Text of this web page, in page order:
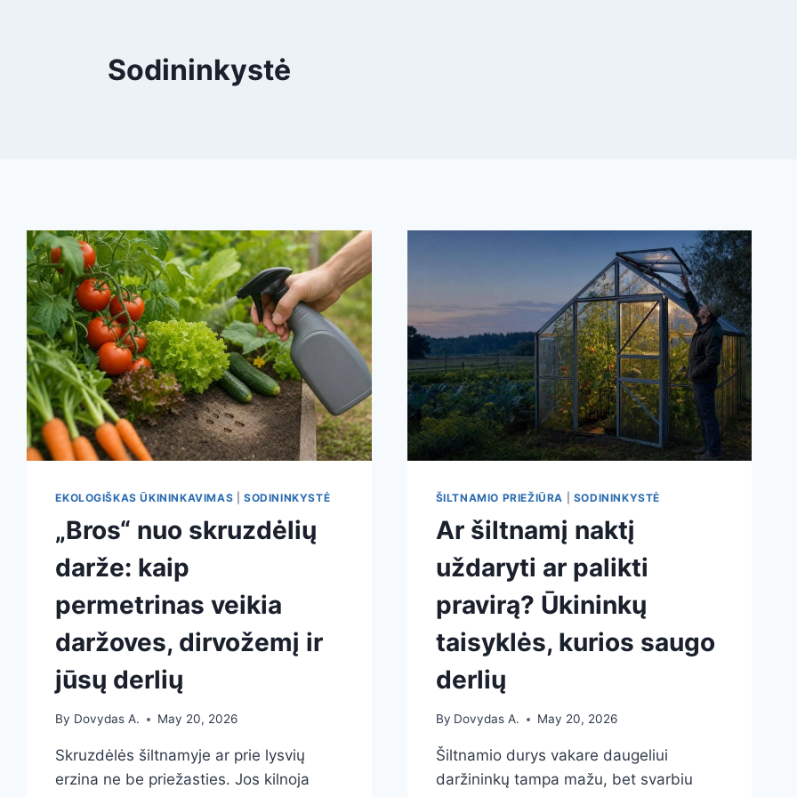
Sodininkystė
EKOLOGIŠKAS ŪKININKAVIMAS SODININKYSTĖ
„Bros“ nuo skruzdėlių
darže: kaip
permetrinas veikia
daržoves, dirvožemį ir
jūsų derlių
By Dovydas A. May 20, 2026
Skruzdėlės šiltnamyje ar prie lysvių
erzina ne be priežasties. Jos kilnoja
ŠILTNAMIO PRIEŽIŪRA SODININKYSTĖ
Ar šiltnamį naktį
uždaryti ar palikti
pravirą? Ūkininkų
taisyklės, kurios saugo
derlių
By Dovydas A. May 20, 2026
Šiltnamio durys vakare daugeliui
daržininkų tampa mažu, bet svarbiu